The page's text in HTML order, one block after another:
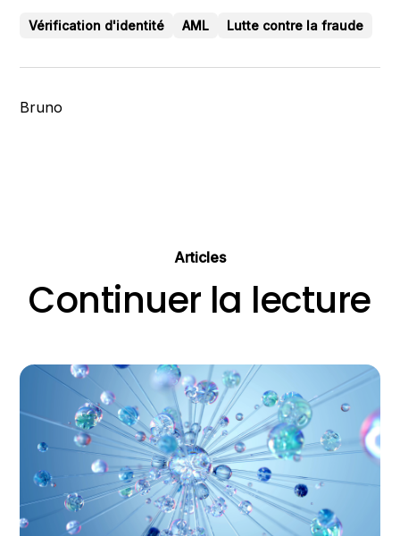
Lutte contre la fraude
AML
Vérification d'identité
Bruno
Articles
Continuer la lecture